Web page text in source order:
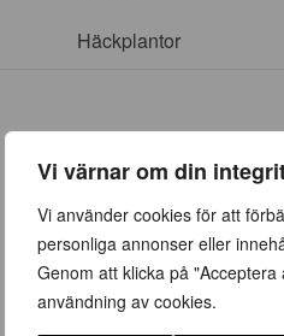
Vi värnar om din
Vi använder cookies för att
personliga annonser eller
Genom att klicka på
användning av cookies.
Häckplantor
ÖPPETTIDER
Vår (23 mars – 28
Vardagar 09:00 – 19:00
Lördag 10:00 – 16:00